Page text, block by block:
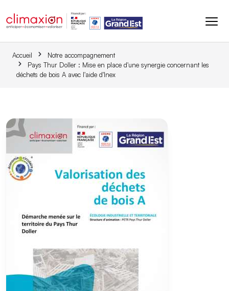
Accueil
Notre accompagnement
Pays Thur Doller : Mise en place d'une synergie concernant les
déchets de bois A avec l'aide d'Inex